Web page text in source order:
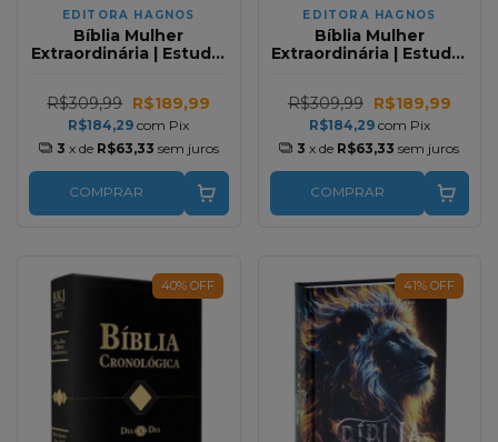
EDITORA HAGNOS
Bíblia Mulher
Extraordinária | Estudo,
James
R$309,99 R$189,99
R$184,29com Pix
3 x de R$63,33 sem juros
COMPRAR
EDITORA HAGNOS
Bíblia Mulher
Extraordinária | Estudo,
King James
R$309,99 R$189,99
R$184,29 com Pix
3 x de R$63,33 sem juros
COMPRAR
40% OFF 41% OFF